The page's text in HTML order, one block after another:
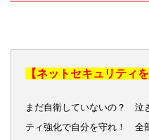
【ネットセキュリティ
まだ自衛していないの？ 泣
ティ強化で自分を守れ！ 全